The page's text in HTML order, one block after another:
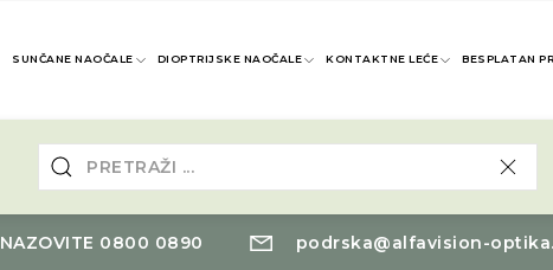
SUNČANE NAOČALE DIOPTRIJSKE NAOČALE KONTAKTNE LEĆE BESPLATAN
NAZOVITE 0800 0890 podrska@alfavision-